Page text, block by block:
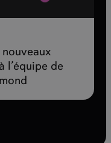
l’équipe de